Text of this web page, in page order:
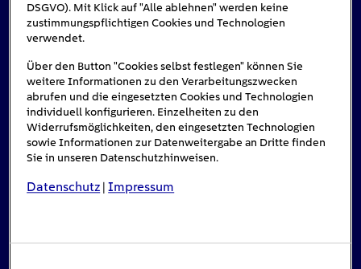
Das könnte Sie auch interessieren
#Solarenergie
DSGVO). Mit Klick auf "Alle ablehnen" werden keine
zustimmungspflichtigen Cookies und Technologien
verwendet.
Über den Button "Cookies selbst festlegen" können Sie
weitere Informationen zu den Verarbeitungszwecken
abrufen und die eingesetzten Cookies und Technologien
individuell konfigurieren. Einzelheiten zu den
Widerrufsmöglichkeiten, den eingesetzten Technologien
sowie Informationen zur Datenweitergabe an Dritte finden
Sie in unseren Datenschutzhinweisen.
Datenschutz |Impressum